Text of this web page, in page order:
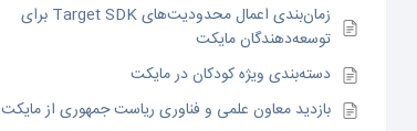
زمان‌بندی اعمال محدودیت‌های Target SDK برای
توسعه‌دهندگان مایکت
دسته‌بندی ویژه کودکان در مایکت
بازدید معاون علمی و فناوری ریاست جمهوری از مایکت